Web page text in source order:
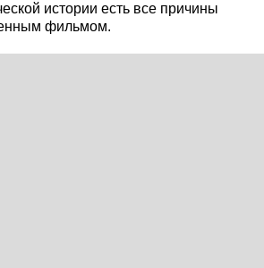
истории есть все причины
фильмом.